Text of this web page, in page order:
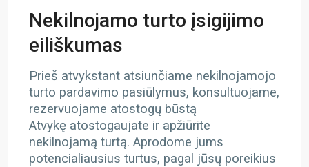
Nekilnojamo turto įsigijimo
eiliškumas
Prieš atvykstant atsiunčiame nekilnojamojo
turto pardavimo pasiūlymus, konsultuojame,
rezervuojame atostogų būstą
Atvykę atostogaujate ir apžiūrite
nekilnojamą turtą. Aprodome jums
potencialiausius turtus, pagal jūsų poreikius